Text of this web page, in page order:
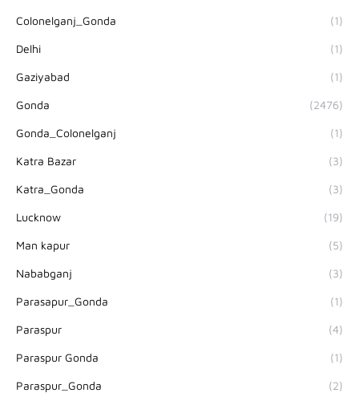
Colonelganj_Gonda (1)
Delhi (1)
Gaziyabad (1)
Gonda (2476)
Gonda_Colonelganj (1)
Katra Bazar (3)
Katra_Gonda (3)
Lucknow (19)
Man kapur (5)
Nababganj (3)
Parasapur_Gonda (1)
Paraspur (4)
Paraspur Gonda (1)
Paraspur_Gonda (2)